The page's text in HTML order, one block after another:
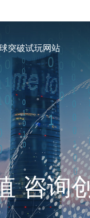
突破试玩网站
务平台